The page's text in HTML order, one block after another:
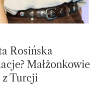
Rosińska
Małżonkowie
z Turcji